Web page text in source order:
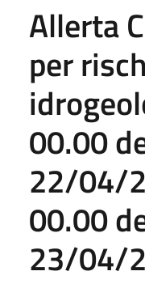
Allerta
per
00.00
22/04/
00.00
23/04/